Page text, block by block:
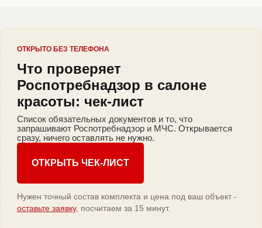
ОТКРЫТО БЕЗ ТЕЛЕФОНА
Что проверяет
Роспотребнадзор в салоне
красоты: чек-лист
Список обязательных документов и то, что
запрашивают Роспотребнадзор и МЧС. Открывается
сразу, ничего оставлять не нужно.
ОТКРЫТЬ ЧЕК-ЛИСТ
Нужен точный состав комплекта и цена под ваш объект -
оставьте заявку, посчитаем за 15 минут.